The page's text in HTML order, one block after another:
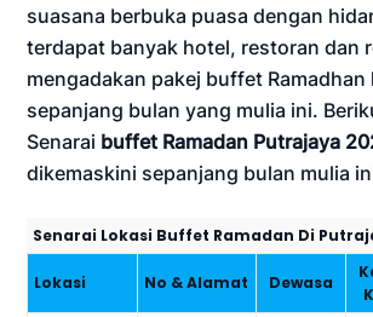
suasana berbuka puasa dengan
terdapat banyak hotel, restoran dan
mengadakan pakej buffet Ramadhan
sepanjang bulan yang mulia ini.
Senarai buffet Ramadan Putrajaya
dikemaskini sepanjang bulan mulia
Senarai Lokasi Buffet Ramadan Di
Lokasi No & Alamat Dewasa